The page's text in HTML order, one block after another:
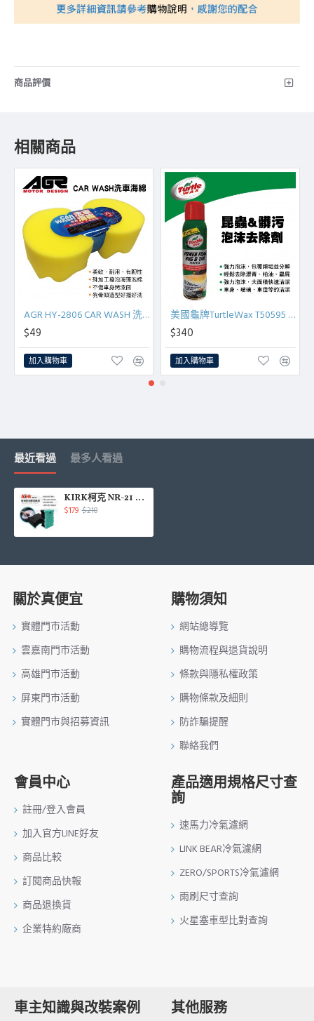
商品評價
相關商品
AGR HY-2806 CAR WASH 洗車海綿
$49
加入購物車
美國龜牌TurtleWax T50595 昆蟲與髒污泡沫去除劑454g
$340
加入購物車
最近看過 最多人看過
KIRK柯克 NR-21 玻璃除油膜海綿組-2入
$179 $210
關於真便宜
實體門市活動
雲嘉南門市活動
高雄門市活動
屏東門市活動
實體門市與招募資訊
購物須知
網站總導覽
購物流程與退貨說明
條款與隱私權政策
購物條款及細則
防詐騙提醒
聯絡我們
會員中心
註冊/登入會員
加入官方LINE好友
商品比較
訂閱商品快報
商品退換貨
企業特約廠商
產品適用規格尺寸查
詢
速馬力冷氣濾網
LINK BEAR冷氣濾網
ZERO/SPORTS冷氣濾網
雨刷尺寸查詢
火星塞車型比對查詢
車主知識與改裝案例 其他服務